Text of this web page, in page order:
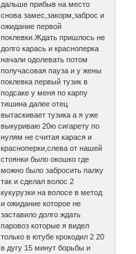
дальше прибыв на место
снова замес,закорм,заброс и
ожидание первой
поклевки.Ждать пришлось не
долго карась и красноперка
начали одолевать потом
получасовая пауза и у жены
поклевка первый тузик в
подсаке у меня по карпу
тишина далее отец
вытаскивает тузика а я уже
выкуриваю 20ю сигарету по
нулям не считая карася и
красноперки,слева от нашей
стоянки было окошко где
можно было забросить палку
так и сделал волос 2
кукурузки на волосе в метод
и ожидание которое не
заставило долго ждать
паровоз которые я видел
только в ютубе крокодил 2 20
в дугу 15 минут борьбы и